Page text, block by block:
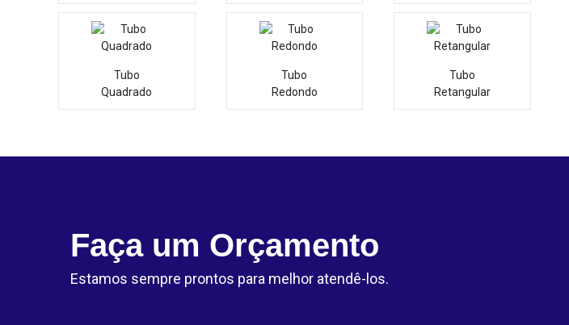
Tubo
Quadrado
Tubo
Redondo
Tubo
Retangular
Faça um Orçamento
Estamos sempre prontos para melhor atendê-los.